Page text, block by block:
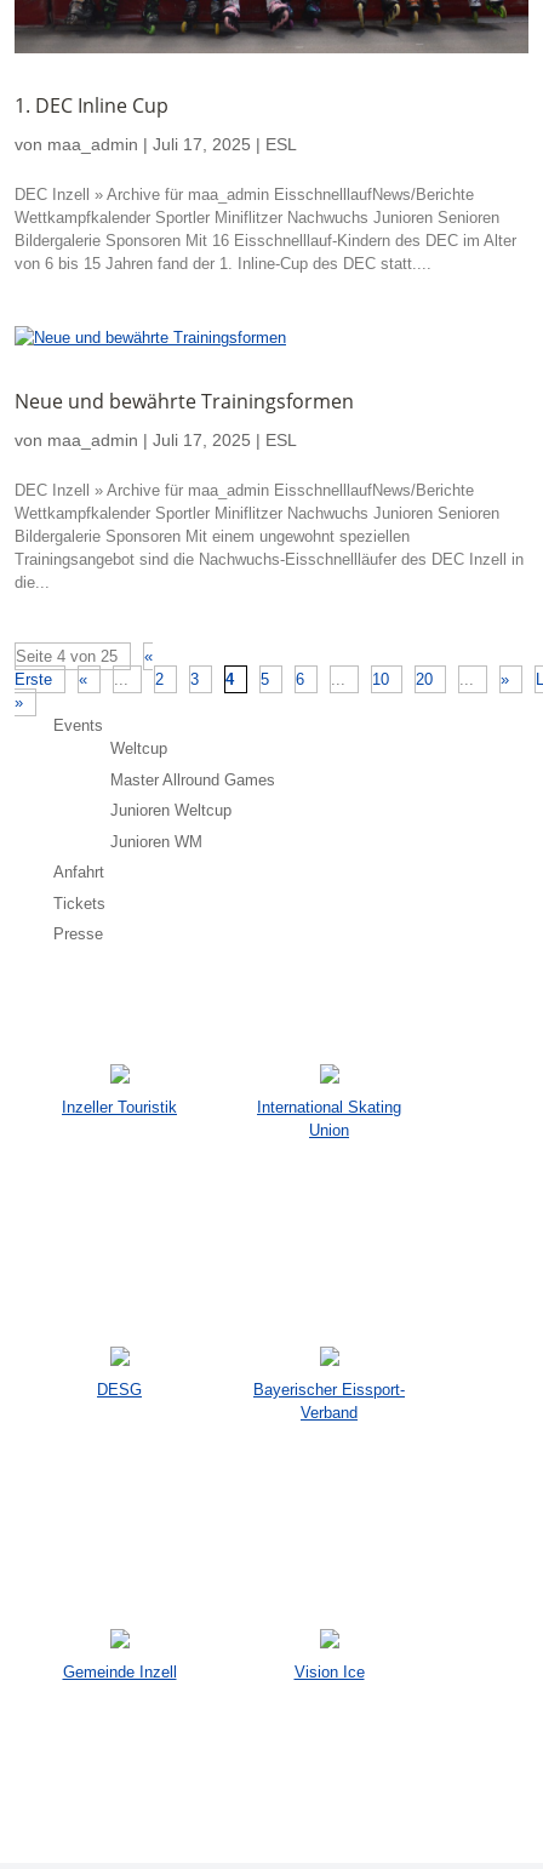
1. DEC Inline Cup
von maa_admin | Juli 17, 2025 | ESL
DEC Inzell » Archive für maa_admin EisschnelllaufNews/Berichte
Wettkampfkalender Sportler Miniflitzer Nachwuchs Junioren Senioren
Bildergalerie Sponsoren Mit 16 Eisschnelllauf-Kindern des DEC im Alter
von 6 bis 15 Jahren fand der 1. Inline-Cup des DEC statt....
Neue und bewährte Trainingsformen
von maa_admin | Juli 17, 2025 | ESL
DEC Inzell » Archive für maa_admin EisschnelllaufNews/Berichte
Wettkampfkalender Sportler Miniflitzer Nachwuchs Junioren Senioren
Bildergalerie Sponsoren Mit einem ungewohnt speziellen
Trainingsangebot sind die Nachwuchs-Eisschnellläufer des DEC Inzell in
die...
Seite 4 von 25
«
Erste
« ... 2 3 4 5 6 ... 10 20 ... »
»
Events
Weltcup
Master Allround Games
Junioren Weltcup
Junioren WM
Anfahrt
Tickets
Presse
Inzeller Touristik
International Skating
Union
DESG
Bayerischer Eissport-
Verband
Gemeinde Inzell Vision Ice